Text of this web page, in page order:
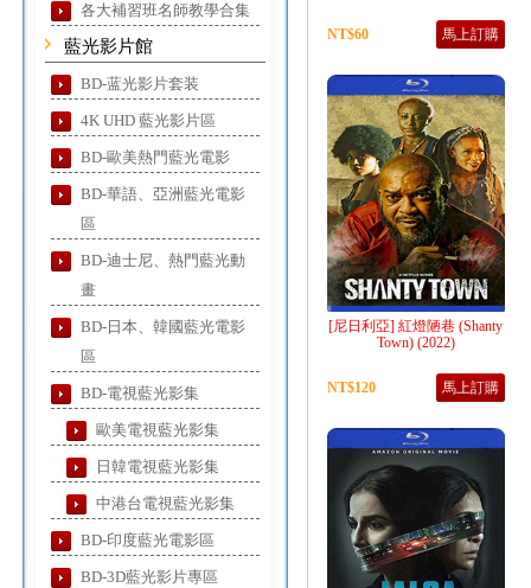
各大補習班名師教學合集
藍光影片館
BD-蓝光影片套装
4K UHD 藍光影片區
BD-歐美熱門藍光電影
BD-華語、亞洲藍光電影
區
BD-迪士尼、熱門藍光動
畫
BD-日本、韓國藍光電影
區
BD-電視藍光影集
歐美電視藍光影集
日韓電視藍光影集
中港台電視藍光影集
BD-印度藍光電影區
BD-3D藍光影片專區
NT$60 馬上訂購
[尼日利亞] 紅燈陋巷 (Shanty
Town) (2022)
NT$120 馬上訂購